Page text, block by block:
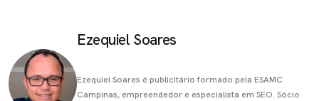
Ezequiel Soares
Ezequiel Soares é publicitário formado pela ESAMC
Campinas, empreendedor e especialista em SEO. Sócio